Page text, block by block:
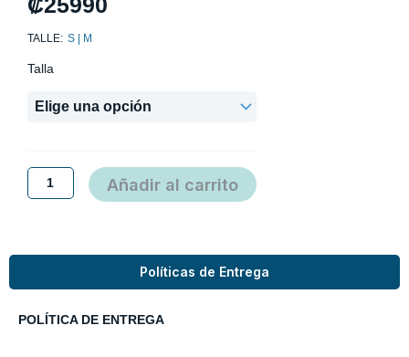
₡25990
TALLE: S | M
Talla
Levi’s
Añadir al carrito
Políticas de Entrega
POLÍTICA DE ENTREGA